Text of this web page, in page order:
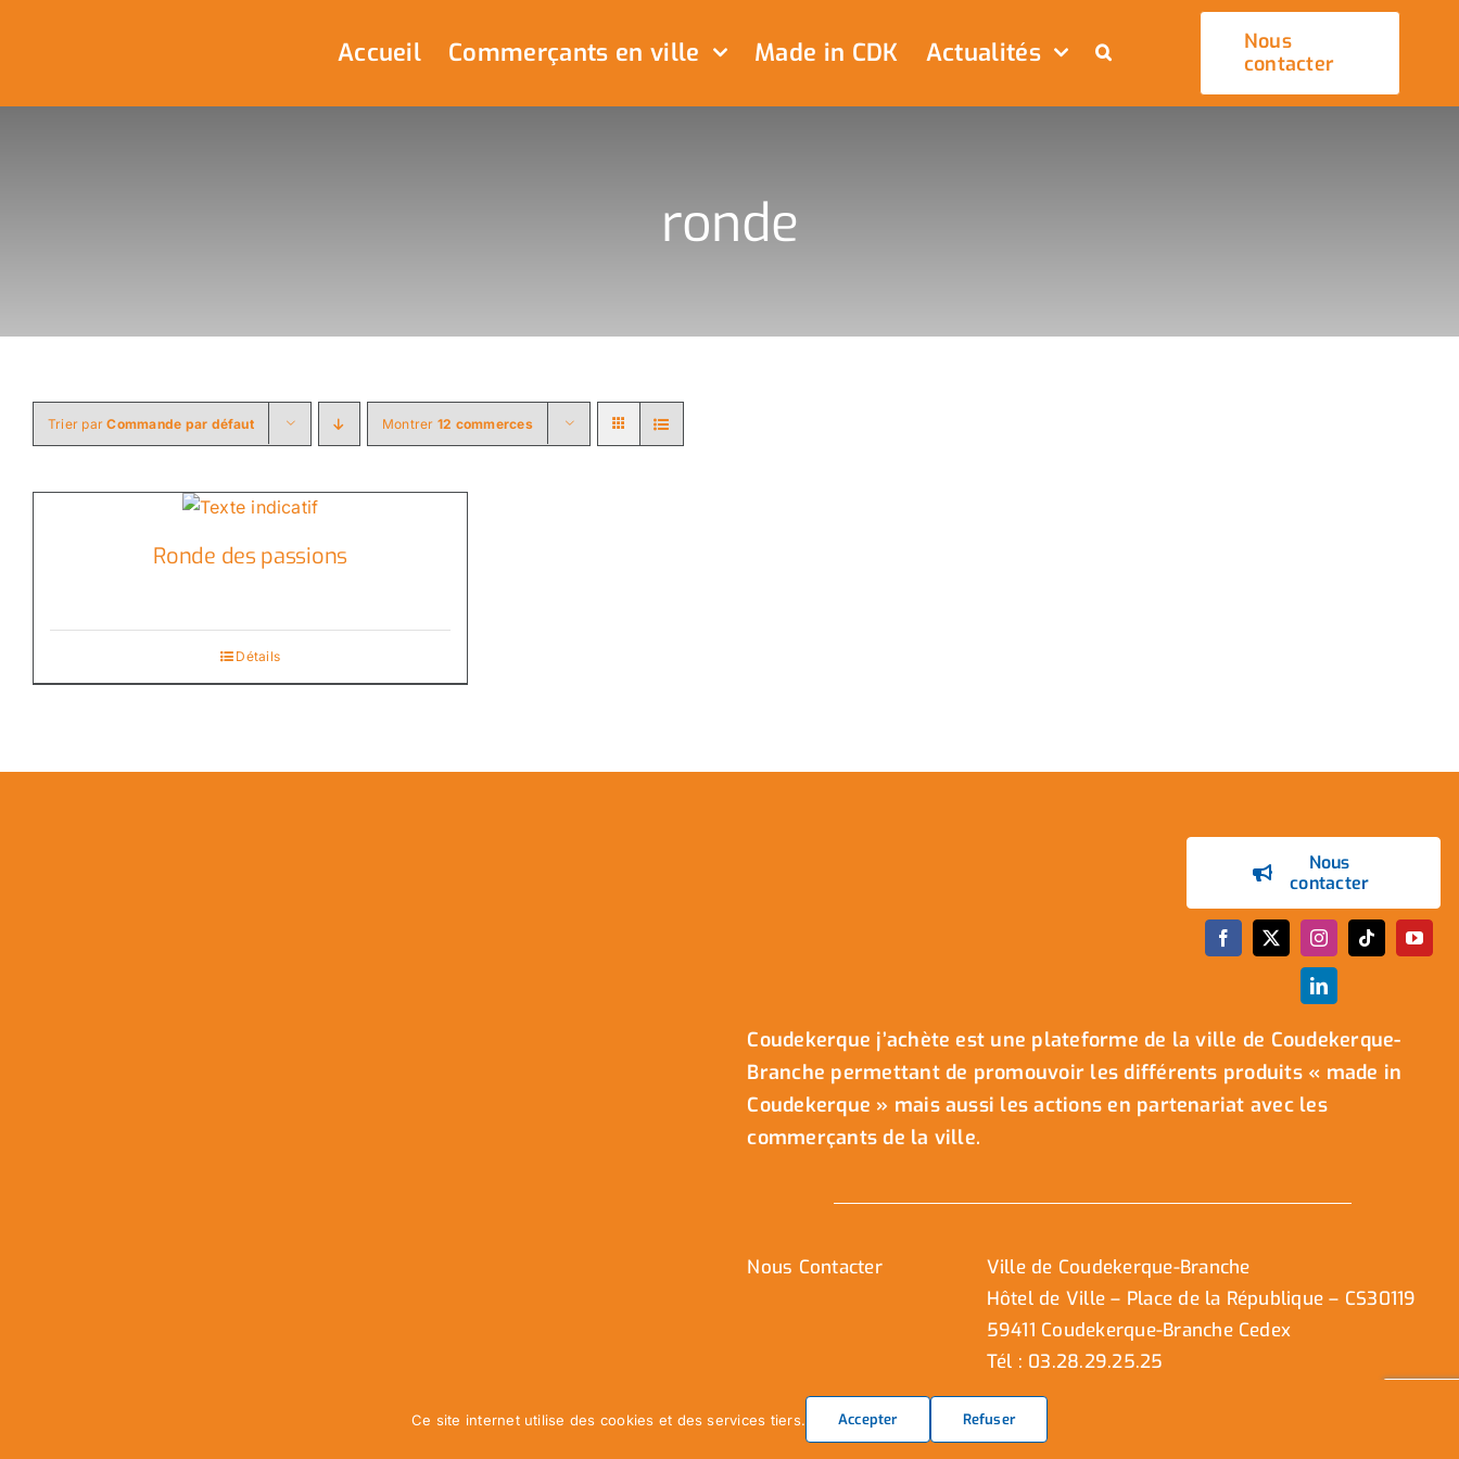
Accueil Commerçants en ville Made in CDK Actualités
Nous
contacter
ronde
Trier parCommande par défaut Montrer 12 commerces
Ronde des passions
Détails
Nous
contacter
Coudekerque j’achète est une plateforme de la ville de Coudekerque-
Branche permettant de promouvoir les différents produits « made in
Coudekerque » mais aussi les actions en partenariat avec les
commerçants de la ville.
Nous Contacter
Ville de Coudekerque-Branche
Hôtel de Ville – Place de la République – CS30119
59411 Coudekerque-Branche Cedex
Tél : 03.28.29.25.25
Ville de Coudekerque-Branche – Tous droits réservés © 2025 I
Ce site internet utilise des cookies et des services tiers. Accepter Refuser